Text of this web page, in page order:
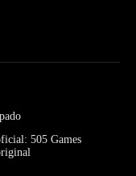
505 Games